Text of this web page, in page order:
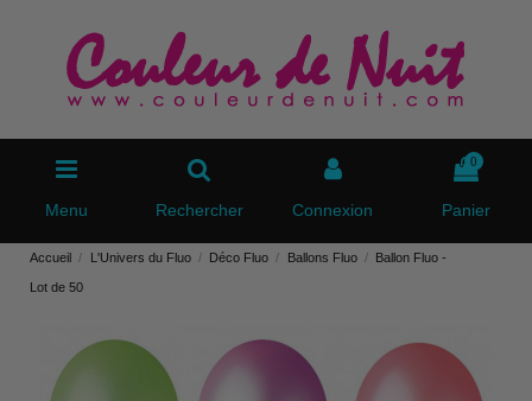
Menu Rechercher Connexion
0
Panier
Accueil L'Univers du Fluo Déco Fluo Ballons Fluo Ballon Fluo -
Lot de 50